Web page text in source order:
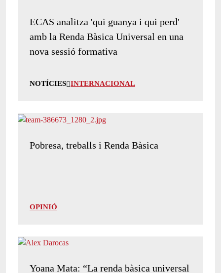
ECAS analitza 'qui guanya i qui perd'
amb la Renda Bàsica Universal en una
nova sessió formativa
NOTÍCIES INTERNACIONAL
Pobresa, treballs i Renda Bàsica
OPINIÓ
Yoana Mata: “La renda bàsica universal